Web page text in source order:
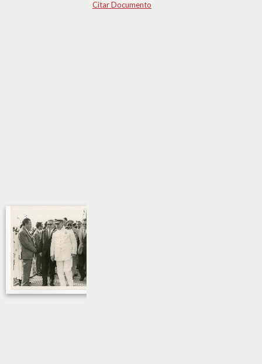
Citar Documento